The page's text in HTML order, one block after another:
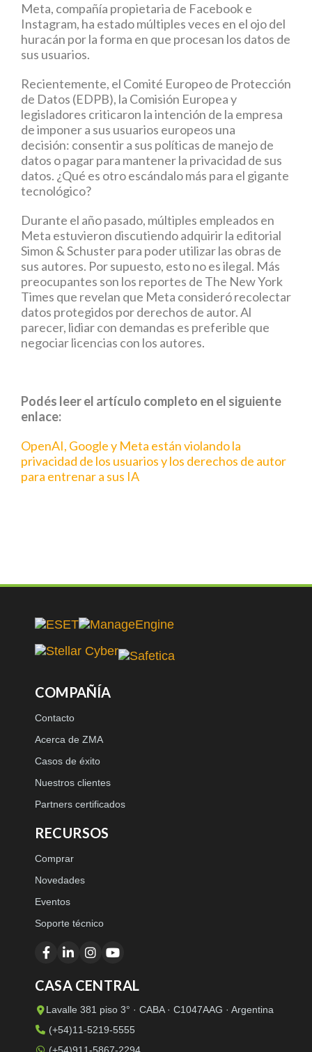
Meta, compañía propietaria de Facebook e
Instagram, ha estado múltiples veces en el ojo del
huracán por la forma en que procesan los datos de
sus usuarios.
Recientemente, el Comité Europeo de Protección
de Datos (EDPB), la Comisión Europea y
legisladores criticaron la intención de la empresa
de imponer a sus usuarios europeos una
decisión: consentir a sus políticas de manejo de
datos o pagar para mantener la privacidad de sus
datos. ¿Qué es otro escándalo más para el gigante
tecnológico?
Durante el año pasado, múltiples empleados en
Meta estuvieron discutiendo adquirir la editorial
Simon & Schuster para poder utilizar las obras de
sus autores. Por supuesto, esto no es ilegal. Más
preocupantes son los reportes de The New York
Times que revelan que Meta consideró recolectar
datos protegidos por derechos de autor. Al
parecer, lidiar con demandas es preferible que
negociar licencias con los autores.
Podés leer el artículo completo en el siguiente
enlace:
OpenAI, Google y Meta están violando la
privacidad de los usuarios y los derechos de autor
para entrenar a sus IA
COMPAÑÍA
Contacto
Acerca de ZMA
Casos de éxito
Nuestros clientes
Partners certificados
RECURSOS
Comprar
Novedades
Eventos
Soporte técnico
CASA CENTRAL
Lavalle 381 piso 3° · CABA · C1047AAG · Argentina
(+54)11-5219-5555